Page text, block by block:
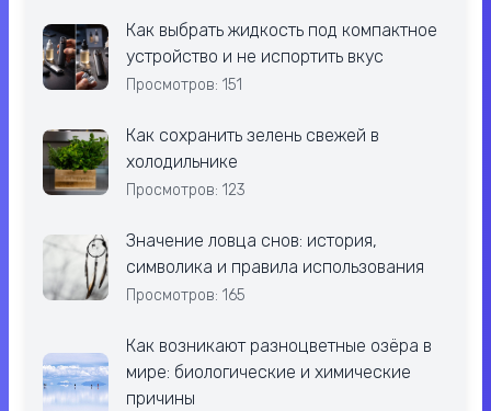
Как выбрать жидкость под компактное
устройство и не испортить вкус
Просмотров: 151
Как сохранить зелень свежей в
холодильнике
Просмотров: 123
Значение ловца снов: история,
символика и правила использования
Просмотров: 165
Как возникают разноцветные озёра в
мире: биологические и химические
причины